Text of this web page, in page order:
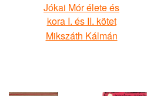
Jókai Mór élete és
kora I. és II. kötet
Mikszáth Kálmán